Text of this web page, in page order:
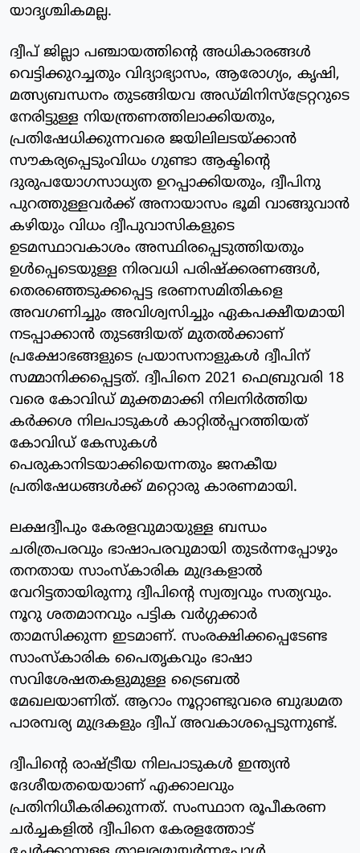
യാദൃശ്ചികമല്ല.
ദ്വീപ് ജില്ലാ പഞ്ചായത്തിന്റെ അധികാരങ്ങള്‍
വെട്ടിക്കുറച്ചതും വിദ്യാഭ്യാസം, ആരോഗ്യം, കൃഷി,
മത്സ്യബന്ധനം തുടങ്ങിയവ അഡ്മിനിസ്‌ട്രേറ്ററുടെ
നേരിട്ടുള്ള നിയന്ത്രണത്തിലാക്കിയതും,
പ്രതിഷേധിക്കുന്നവരെ ജയിലിലടയ്ക്കാന്‍
സൗകര്യപ്പെടുംവിധം ഗുണ്ടാ ആക്ടിന്റെ
ദുരുപയോഗസാധ്യത ഉറപ്പാക്കിയതും, ദ്വീപിനു
പുറത്തുള്ളവര്‍ക്ക് അനായാസം ഭൂമി വാങ്ങുവാന്‍
കഴിയും വിധം ദ്വീപുവാസികളുടെ
ഉടമസ്ഥാവകാശം അസ്ഥിരപ്പെടുത്തിയതും
ഉള്‍പ്പെടെയുള്ള നിരവധി പരിഷ്‌ക്കരണങ്ങള്‍,
തെരഞ്ഞെടുക്കപ്പെട്ട ഭരണസമിതികളെ
അവഗണിച്ചും അവിശ്വസിച്ചും ഏകപക്ഷീയമായി
നടപ്പാക്കാന്‍ തുടങ്ങിയത് മുതല്‍ക്കാണ്
പ്രക്ഷോഭങ്ങളുടെ പ്രയാസനാളുകള്‍ ദ്വീപിന്
സമ്മാനിക്കപ്പെട്ടത്. ദ്വീപിനെ 2021 ഫെബ്രുവരി 18
വരെ കോവിഡ് മുക്തമാക്കി നിലനിര്‍ത്തിയ
കര്‍ക്കശ നിലപാടുകള്‍ കാറ്റില്‍പ്പറത്തിയത്
കോവിഡ് കേസുകള്‍
പെരുകാനിടയാക്കിയെന്നതും ജനകീയ
പ്രതിഷേധങ്ങള്‍ക്ക് മറ്റൊരു കാരണമായി.
ലക്ഷദ്വീപും കേരളവുമായുള്ള ബന്ധം
ചരിത്രപരവും ഭാഷാപരവുമായി തുടര്‍ന്നപ്പോഴും
തനതായ സാംസ്‌കാരിക മുദ്രകളാല്‍
വേറിട്ടതായിരുന്നു ദ്വീപിന്റെ സ്വത്വവും സത്യവും.
നൂറു ശതമാനവും പട്ടിക വര്‍ഗ്ഗക്കാര്‍
താമസിക്കുന്ന ഇടമാണ്. സംരക്ഷിക്കപ്പെടേണ്ട
സാംസ്‌കാരിക പൈതൃകവും ഭാഷാ
സവിശേഷതകളുമുള്ള ട്രൈബല്‍
മേഖലയാണിത്. ആറാം നൂറ്റാണ്ടുവരെ ബുദ്ധമത
പാരമ്പര്യ മുദ്രകളും ദ്വീപ് അവകാശപ്പെടുന്നുണ്ട്.
ദ്വീപിന്റെ രാഷ്ട്രീയ നിലപാടുകള്‍ ഇന്ത്യന്‍
ദേശീയതയെയാണ് എക്കാലവും
പ്രതിനിധീകരിക്കുന്നത്. സംസ്ഥാന രൂപീകരണ
ചര്‍ച്ചകളില്‍ ദ്വീപിനെ കേരളത്തോട്